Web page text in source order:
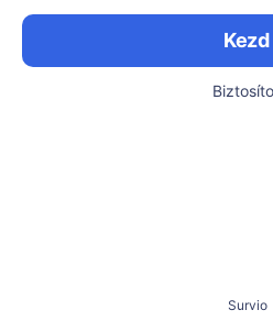
Kezd
Survio